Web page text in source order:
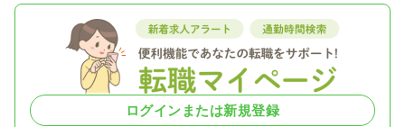
ログインまたは新規登録